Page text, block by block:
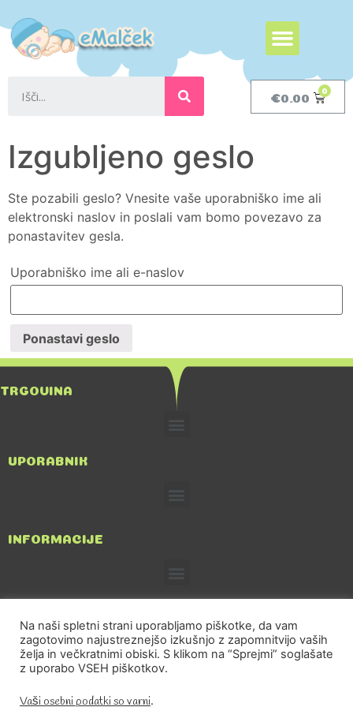
€0.00
Izgubljeno geslo
Ste pozabili geslo? Vnesite vaše uporabniško ime ali
elektronski naslov in poslali vam bomo povezavo za
ponastavitev gesla.
Uporabniško ime ali e-naslov
Ponastavi geslo
TRGOVINA
UPORABNIK
INFORMACIJE
TRGOVINA IN POSREDNIŠTVO, Tatjana Kričej S.P.
Na naši spletni strani uporabljamo piškotke, da vam
zagotovimo najustreznejšo izkušnjo z zapomnitvijo vaših
želja in večkratnimi obiski. S klikom na “Sprejmi” soglašate
z uporabo VSEH piškotkov.
Vaši osebni podatki so varni.